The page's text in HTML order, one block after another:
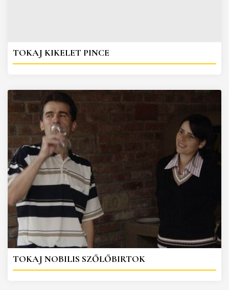
TOKAJ KIKELET PINCE
TOKAJ NOBILIS SZŐLŐBIRTOK